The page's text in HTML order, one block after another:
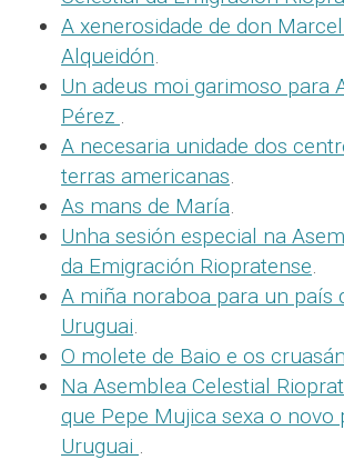
A xenerosidade de don
Alqueidón.
Un adeus moi garimoso para
Pérez .
A necesaria unidade dos
terras americanas.
As mans de María.
Unha sesión especial na
da Emigración Riopratense.
A miña noraboa para un país
Uruguai.
O molete de Baio e os
Na Asemblea Celestial
que Pepe Mujica sexa o novo
Uruguai .